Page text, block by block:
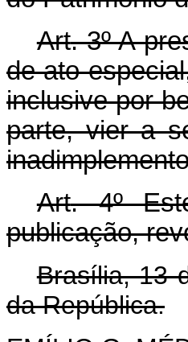
Art. 3º A
de ato
inclusive por
parte, vier a
Art. 4º
publicação,
Brasília, 13
da República.